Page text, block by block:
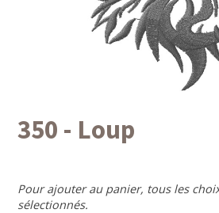
350 - Loup
Pour ajouter au panier, tous les
sélectionnés.